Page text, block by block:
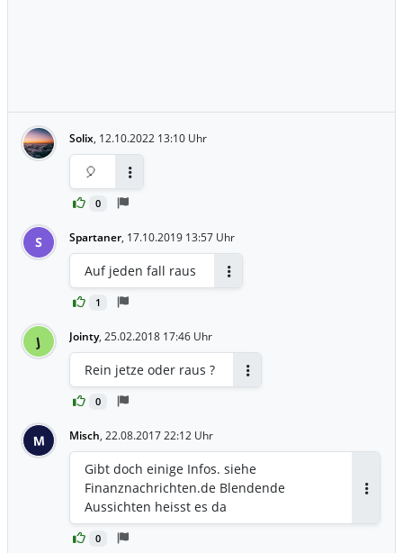
Solix, 12.10.2022 13:10 Uhr
0
🎈
S Spartaner, 17.10.2019 13:57 Uhr
1
Auf jeden fall raus
J Jointy, 25.02.2018 17:46 Uhr
0
Rein jetze oder raus ?
M Misch, 22.08.2017 22:12 Uhr
0
Gibt doch einige Infos. siehe
Finanznachrichten.de Blendende
Aussichten heisst es da